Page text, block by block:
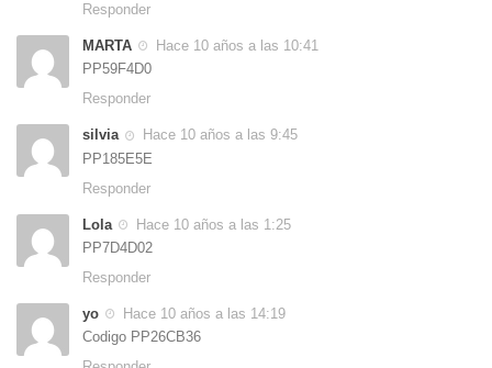
Responder
MARTA
Hace 10 años a las 10:41
PP59F4D0
Responder
silvia
Hace 10 años a las 9:45
PP185E5E
Responder
Lola
Hace 10 años a las 1:25
PP7D4D02
Responder
yo
Hace 10 años a las 14:19
Codigo PP26CB36